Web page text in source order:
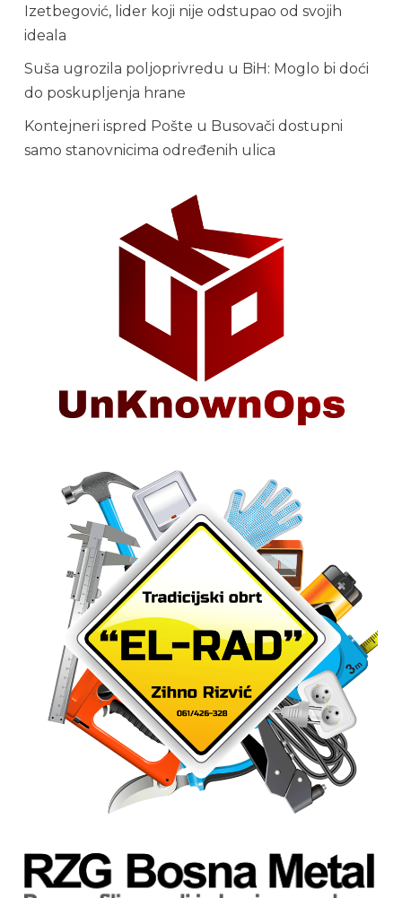
Izetbegović, lider koji nije odstupao od svojih
ideala
Suša ugrozila poljoprivredu u BiH: Moglo bi doći
do poskupljenja hrane
Kontejneri ispred Pošte u Busovači dostupni
samo stanovnicima određenih ulica